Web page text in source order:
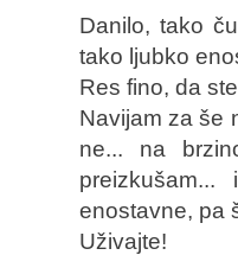
Danilo, tako
tako ljubko
Res fino, da
Navijam za še
ne... na
enostavne, pa
Uživajte!